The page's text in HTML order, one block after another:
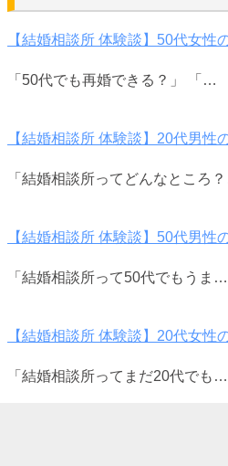
【結婚相談所 体験談】50代女性
「50代でも再婚できる？」 「…
【結婚相談所 体験談】20代男性
「結婚相談所ってどんなところ
【結婚相談所 体験談】50代男性
「結婚相談所って50代でもうま…
【結婚相談所 体験談】20代女性
「結婚相談所ってまだ20代でも…